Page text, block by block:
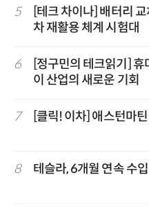
5
[테크 차이나] 배터리
차 재활용 체계 시험대
6
[정구민의 테크읽기]
이 산업의 새로운 기회
7 [클릭! 이차] 애스턴마
8 테슬라, 6개월 연속 수